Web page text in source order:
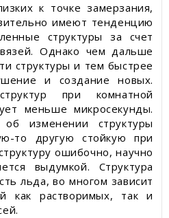
к точке замерзания,
имеют тенденцию
структуры за счет
Однако чем дальше
структуры и тем быстрее
и создание новых.
при комнатной
меньше микросекунды.
изменении структуры
то другую стойкую при
ошибочно, научно
выдумкой. Структура
льда, во многом зависит
как растворимых, так и